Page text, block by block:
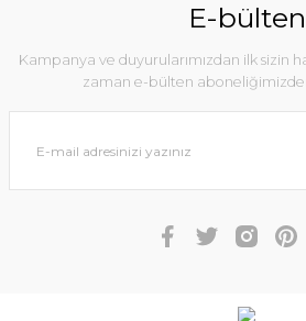
E-bülten
Kampanya ve duyurularımızdan ilk sizin
zaman e-bülten